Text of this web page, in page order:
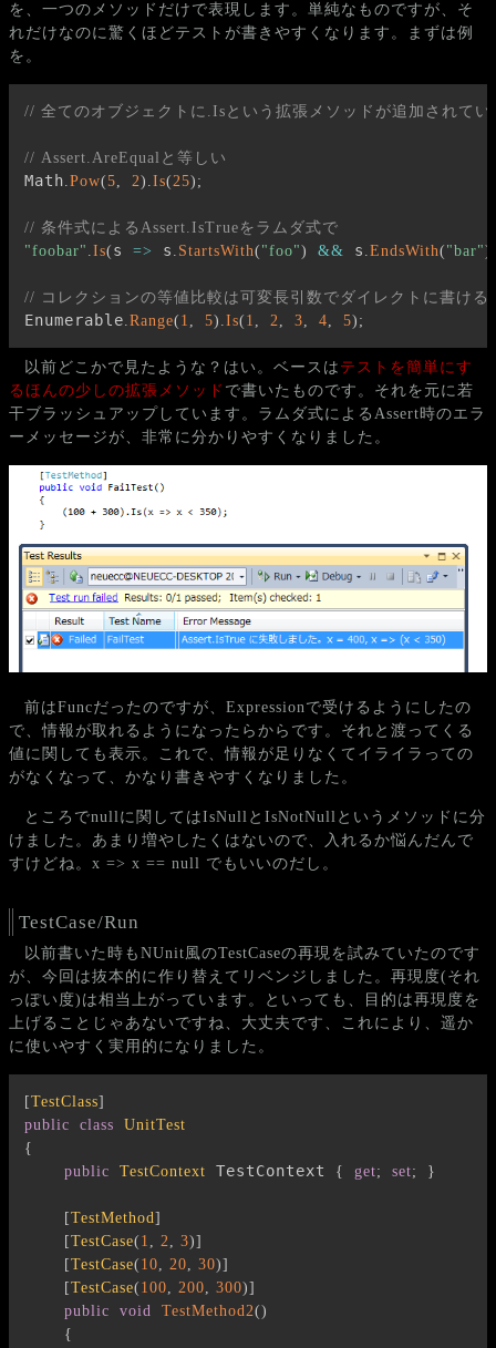
を、一つのメソッドだけで表現します。単純なものですが、そ
れだけなのに驚くほどテストが書きやすくなります。まずは例
を。
// 全てのオブジェクトに.Isという拡張メソッドが追加されて
// Assert.AreEqualと等しい
Math.Pow(5, 2) .Is(25) ;
// 条件式によるAssert.IsTrueをラムダ式で
"foobar" .Is( s => s . StartsWith( "foo") && s .EndsWith( "bar")
// コレクションの等値比較は可変長引数でダイレクトに書ける
Enumerable.Range( 1 , 5) .Is( 1 , 2, 3, 4, 5) ;
以前どこかで見たような？はい。ベースは テストを簡単にす
るほんの少しの拡張メソッド で書いたものです。それを元に若
干ブラッシュアップしています。ラムダ式によるAssert時のエラ
ーメッセージが、非常に分かりやすくなりました。
前はFuncだったのですが、Expressionで受けるようにしたの
で、情報が取れるようになったらからです。それと渡ってくる
値に関しても表示。これで、情報が足りなくてイライラっての
がなくなって、かなり書きやすくなりました。
ところでnullに関してはIsNullとIsNotNullというメソッドに分
けました。あまり増やしたくはないので、入れるか悩んだんで
すけどね。x => x == null でもいいのだし。
TestCase/Run
以前書いた時もNUnit風のTestCaseの再現を試みていたのです
が、今回は抜本的に作り替えてリベンジしました。再現度(それ
っぽい度)は相当上がっています。といっても、目的は再現度を
上げることじゃあないですね、大丈夫です、これにより、遥か
に使いやすく実用的になりました。
[TestClass]
public
class
UnitTest
{
public
TestContext TestContext { get; set; }
[TestMethod]
[TestCase( 1 , 2, 3)]
[TestCase( 10, 20, 30)]
[TestCase( 100, 200, 300)]
public
void TestMethod2()
{